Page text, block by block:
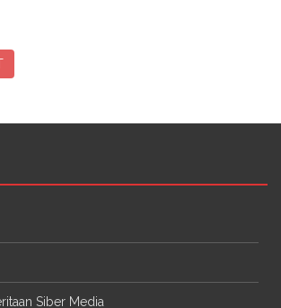
Siber Media